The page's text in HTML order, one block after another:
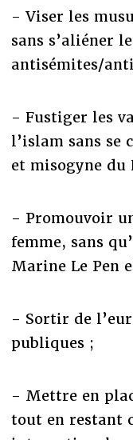
- Viser les
sans s’aliéner
antisémites/
- Fustiger les
l’islam sans se
et misogyne du
- Promouvoir
femme, sans
Marine Le Pen
- Sortir de
publiques ;
- Mettre en
tout en restant